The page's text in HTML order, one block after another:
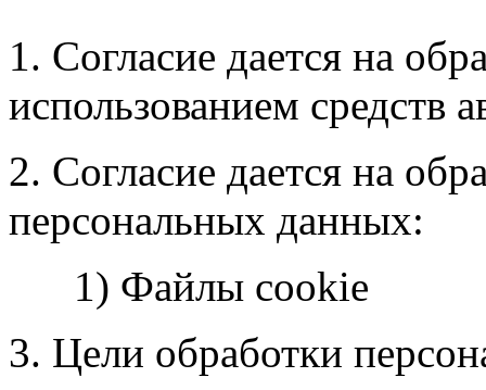
1. Согласие дается на
использованием средств
2. Согласие дается на
персональных данных:
1) Файлы cookie
3. Цели обработки